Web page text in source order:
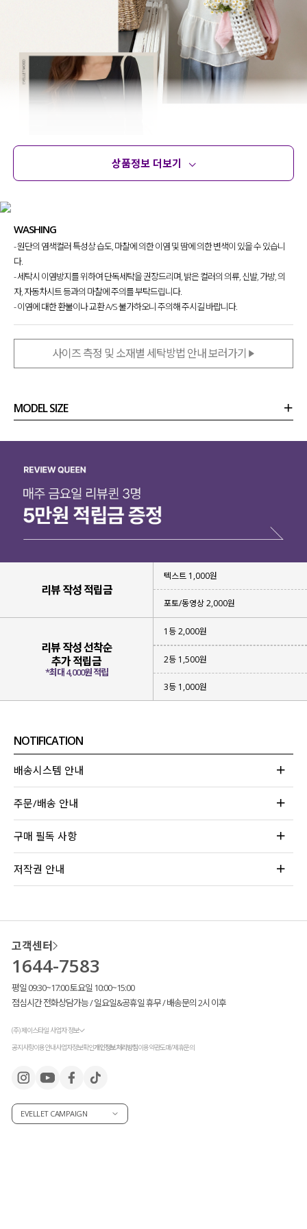
멜란지 컬러를 새롭게 출시하게 되었습니다!
조금 특별한 디테일 포인트를 추가해
또 다른 매력을 느끼실 수 있을 거라
눈여겨보시면 좋을 것 같아요.
상품정보 더보기
WASHING
- 원단의 염색컬러 특성상 습도, 마찰에 의한 이염 및 땀에 의한 변색이 있을 수 있습니
다.
- 세탁시 이염방지를 위하여 단독세탁을 권장드리며, 밝은 컬러의 의류, 신발, 가방, 의
자, 자동차시트 등과의 마찰에 주의를 부탁드립니다.
- 이염에 대한 환불이나 교환 A/S 불가하오니 주의해 주시길 바랍니다.
사이즈 측정 및 소재별 세탁방법 안내 보러가기
MODEL SIZE
리뷰 작성 적립금
텍스트 1,000원
포토/동영상 2,000원
리뷰 작성 선착순
추가 적립금
*최대 4,000원 적립
1등 2,000원
2등 1,500원
3등 1,000원
NOTIFICATION
배송시스템 안내
주문/배송 안내
구매 필독 사항
저작권 안내
고객센터
1644-7583
평일 09:30~17:00 토요일 10:00~15:00
점심시간 전화상담가능 / 일요일&공휴일 휴무 / 배송문의 2시 이후
(주) 제이스타일 사업자 정보
공지사항이용안내사업자정보확인개인정보처리방침이용약관도매/제휴문의
EVELLET CAMPAIGN